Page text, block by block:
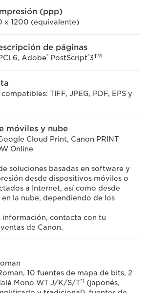
(ppp)
x 1200 (equivalente)
de páginas
Adobe® PostScript®3TM
TIFF, JPEG, PDF, EPS y
móviles y nube
Cloud Print, Canon PRINT
Online
soluciones basadas en software y
desde dispositivos móviles o
a Internet, así como desde
la nube, dependiendo de los
información, contacta con tu
de Canon.
10 fuentes de mapa de bits, 2
Mono WT J/K/S/T*1 (japonés,